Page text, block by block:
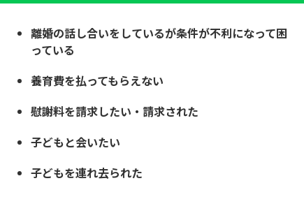
離婚の話し合いをしているが条件が不利になって困
っている
養育費を払ってもらえない
慰謝料を請求したい・請求された
子どもと会いたい
子どもを連れ去られた